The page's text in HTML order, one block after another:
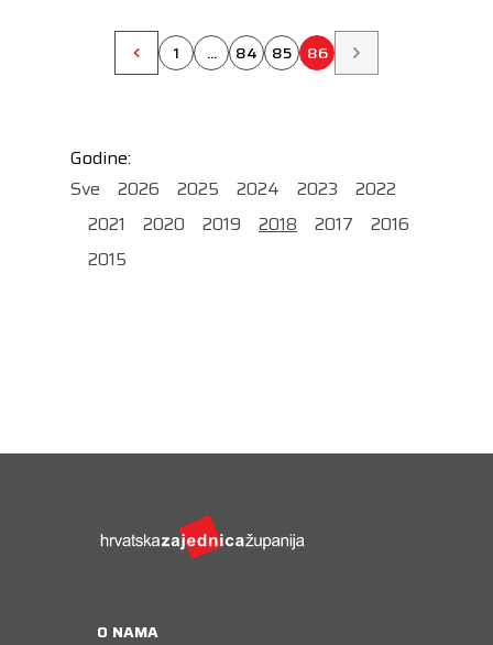
1 ... 84 85 86
Godine:
Sve
2026 2025 2024 2023
2022
2021
2020 2019 2018 2017
2016
2015
O NAMA